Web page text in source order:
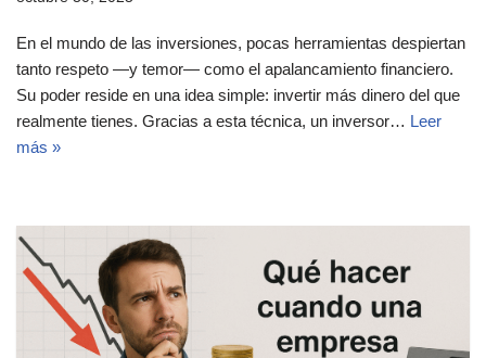
En el mundo de las inversiones, pocas herramientas despiertan
tanto respeto —y temor— como el apalancamiento financiero.
Su poder reside en una idea simple: invertir más dinero del que
realmente tienes. Gracias a esta técnica, un inversor… Leer
más »